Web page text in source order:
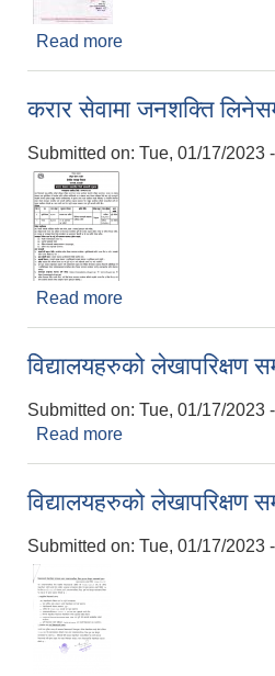
Read more
करार सेवामा जनशक्ति
Submitted on: Tue, 01/17/2023
Read more
विद्यालयहरुको लेखापरिक्षण
Submitted on: Tue, 01/17/2023
Read more
विद्यालयहरुको लेखापरिक्षण
Submitted on: Tue, 01/17/2023